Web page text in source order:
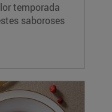
temporada
saboroses